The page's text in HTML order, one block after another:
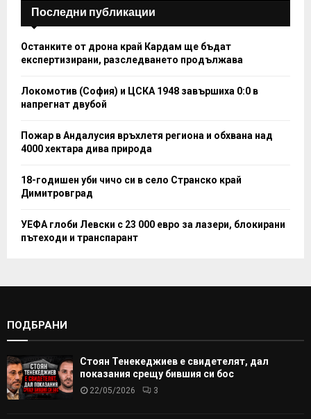
Последни публикации
Останките от дрона край Кардам ще бъдат
експертизирани, разследването продължава
Локомотив (София) и ЦСКА 1948 завършиха 0:0 в
напрегнат двубой
Пожар в Андалусия връхлетя региона и обхвана над
4000 хектара дива природа
18-годишен уби чичо си в село Странско край
Димитровград
УЕФА глоби Левски с 23 000 евро за лазери, блокирани
пътеходи и транспарант
ПОДБРАНИ
Стоян Тенекеджиев е свидетелят, дал
показания срещу бившия си бос
22/05/2026 3